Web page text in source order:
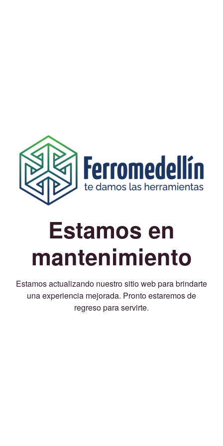
Estamos en
mantenimiento
Estamos actualizando nuestro sitio web para brindarte
una experiencia mejorada. Pronto estaremos de
regreso para servirte.